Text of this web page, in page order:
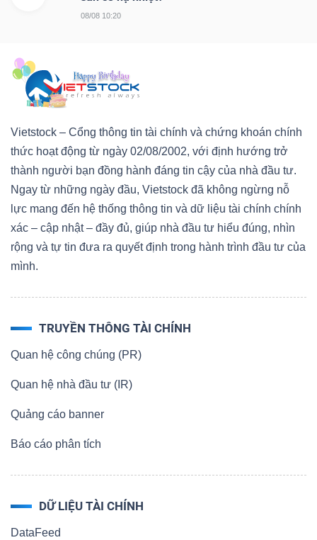
08/08 10:20
Vietstock – Cổng thông tin tài chính và chứng khoán chính
thức hoạt động từ ngày 02/08/2002, với định hướng trở
thành người bạn đồng hành đáng tin cậy của nhà đầu tư.
Ngay từ những ngày đầu, Vietstock đã không ngừng nỗ
lực mang đến hệ thống thông tin và dữ liệu tài chính chính
xác – cập nhật – đầy đủ, giúp nhà đầu tư hiểu đúng, nhìn
rộng và tự tin đưa ra quyết định trong hành trình đầu tư của
mình.
TRUYỀN THÔNG TÀI CHÍNH
Quan hệ công chúng (PR)
Quan hệ nhà đầu tư (IR)
Quảng cáo banner
Báo cáo phân tích
DỮ LIỆU TÀI CHÍNH
DataFeed